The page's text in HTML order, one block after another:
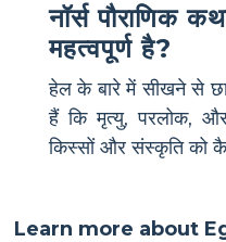
नॉर्स पौराणिक
महत्वपूर्ण है?
हेल के बारे में सीखने से
हैं कि मृत्यु, परलोक,
किस्सों और संस्कृति को
Learn more about